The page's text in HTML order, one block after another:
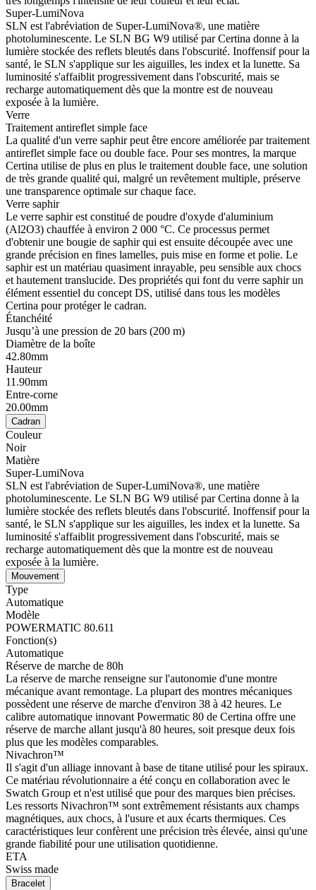
Super-LumiNova
SLN est l'abréviation de Super-LumiNova®, une matière
photoluminescente. Le SLN BG W9 utilisé par Certina donne à la
lumière stockée des reflets bleutés dans l'obscurité. Inoffensif pour la
santé, le SLN s'applique sur les aiguilles, les index et la lunette. Sa
luminosité s'affaiblit progressivement dans l'obscurité, mais se
recharge automatiquement dès que la montre est de nouveau
exposée à la lumière.
Verre
Traitement antireflet simple face
La qualité d'un verre saphir peut être encore améliorée par traitement
antireflet simple face ou double face. Pour ses montres, la marque
Certina utilise de plus en plus le traitement double face, une solution
de très grande qualité qui, malgré un revêtement multiple, préserve
une transparence optimale sur chaque face.
Verre saphir
Le verre saphir est constitué de poudre d'oxyde d'aluminium
(Al2O3) chauffée à environ 2 000 °C. Ce processus permet
d'obtenir une bougie de saphir qui est ensuite découpée avec une
grande précision en fines lamelles, puis mise en forme et polie. Le
saphir est un matériau quasiment inrayable, peu sensible aux chocs
et hautement translucide. Des propriétés qui font du verre saphir un
élément essentiel du concept DS, utilisé dans tous les modèles
Certina pour protéger le cadran.
Étanchéité
Jusqu’à une pression de 20 bars (200 m)
Diamètre de la boîte
42.80mm
Hauteur
11.90mm
Entre-corne
20.00mm
Cadran
Couleur
Noir
Matière
Super-LumiNova
SLN est l'abréviation de Super-LumiNova®, une matière
photoluminescente. Le SLN BG W9 utilisé par Certina donne à la
lumière stockée des reflets bleutés dans l'obscurité. Inoffensif pour la
santé, le SLN s'applique sur les aiguilles, les index et la lunette. Sa
luminosité s'affaiblit progressivement dans l'obscurité, mais se
recharge automatiquement dès que la montre est de nouveau
exposée à la lumière.
Mouvement
Type
Automatique
Modèle
POWERMATIC 80.611
Fonction(s)
Automatique
Réserve de marche de 80h
La réserve de marche renseigne sur l'autonomie d'une montre
mécanique avant remontage. La plupart des montres mécaniques
possèdent une réserve de marche d'environ 38 à 42 heures. Le
calibre automatique innovant Powermatic 80 de Certina offre une
réserve de marche allant jusqu'à 80 heures, soit presque deux fois
plus que les modèles comparables.
Nivachron™
Il s'agit d'un alliage innovant à base de titane utilisé pour les spiraux.
Ce matériau révolutionnaire a été conçu en collaboration avec le
Swatch Group et n'est utilisé que pour des marques bien précises.
Les ressorts Nivachron™ sont extrêmement résistants aux champs
magnétiques, aux chocs, à l'usure et aux écarts thermiques. Ces
caractéristiques leur confèrent une précision très élevée, ainsi qu'une
grande fiabilité pour une utilisation quotidienne.
ETA
Swiss made
Bracelet